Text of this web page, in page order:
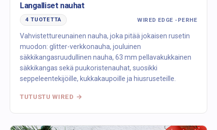
Langalliset nauhat
4 TUOTETTA WIRED EDGE -PERHE
Vahvistettureunainen nauha, joka pitää jokaisen rusetin
muodon: glitter-verkkonauha, jouluinen
säkkikangasruudullinen nauha, 63 mm pellavakukkainen
säkkikangas sekä puukoristenauhat, suosikki
seppeleentekijöille, kukkakaupoille ja hiusruseteille.
TUTUSTU WIRED